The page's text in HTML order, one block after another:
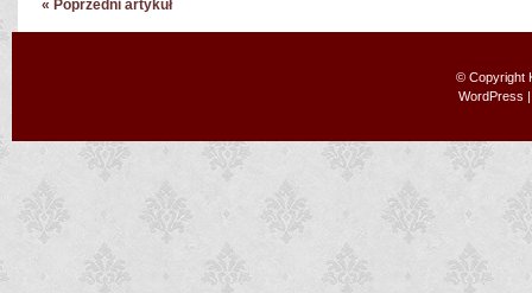
« Poprzedni artykuł
© Copyright
WordPress